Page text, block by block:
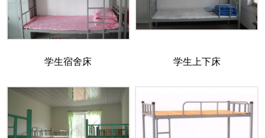
学生宿舍床 学生上下床